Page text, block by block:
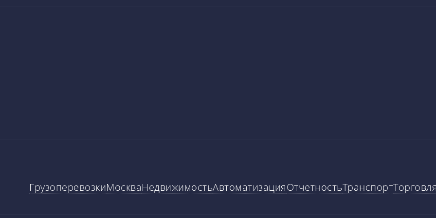
ГрузоперевозкиМоскваНедвижимостьАвтоматизацияОтчетностьТранспортТорговля